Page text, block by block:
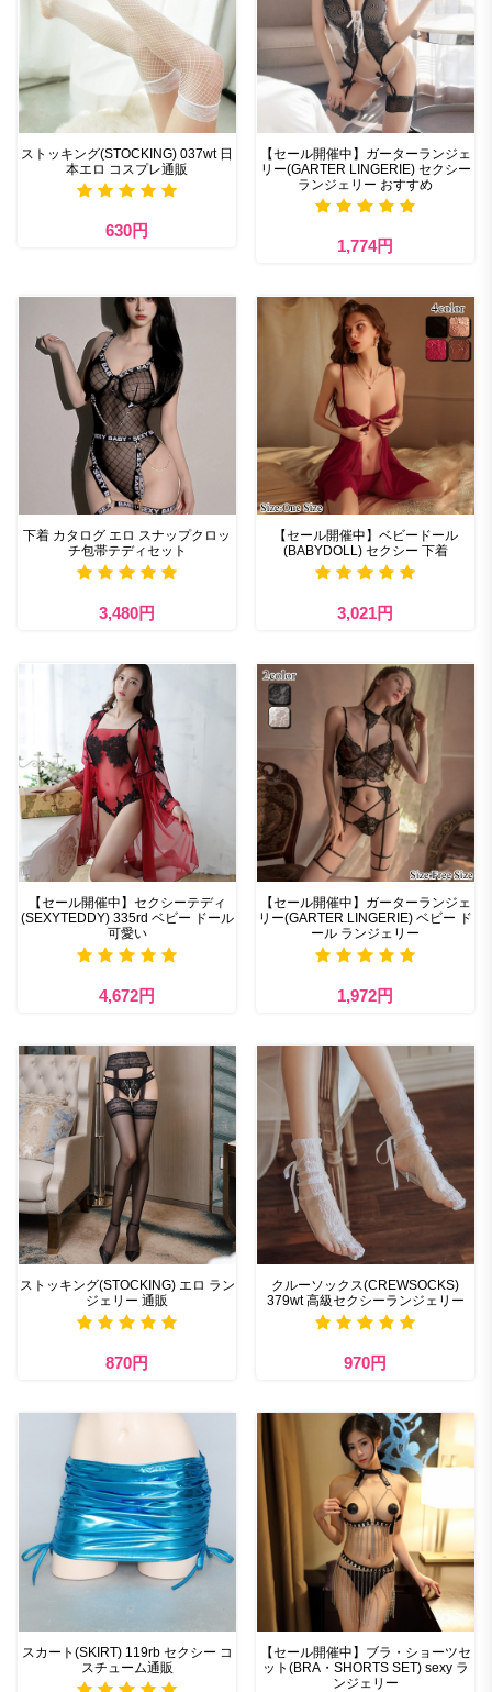
ストッキング(STOCKING) 037wt 日
本エロ コスプレ通販
630円
【セール開催中】ガーターランジェ
リー(GARTER LINGERIE) セクシー
ランジェリー おすすめ
1,774円
下着 カタログ エロ スナップクロッ
チ包帯テディセット
3,480円
【セール開催中】ベビードール
(BABYDOLL) セクシー 下着
3,021円
【セール開催中】セクシーテディ
(SEXYTEDDY) 335rd ベビー ドール
可愛い
4,672円
【セール開催中】ガーターランジェ
リー(GARTER LINGERIE) ベビー ド
ール ランジェリー
1,972円
ストッキング(STOCKING) エロ ラン
ジェリー 通販
870円
クルーソックス(CREWSOCKS)
379wt 高級セクシーランジェリー
970円
スカート(SKIRT) 119rb セクシー コ
スチューム通販
【セール開催中】ブラ・ショーツセ
ット(BRA・SHORTS SET) sexy ラ
ンジェリー